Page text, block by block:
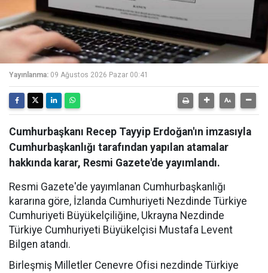
Yayınlanma: 09 Ağustos 2026 Pazar 00:41
Cumhurbaşkanı Recep Tayyip Erdoğan'ın imzasıyla
Cumhurbaşkanlığı tarafından yapılan atamalar
hakkında karar, Resmi Gazete'de yayımlandı.
Resmi Gazete'de yayımlanan Cumhurbaşkanlığı
kararına göre, İzlanda Cumhuriyeti Nezdinde Türkiye
Cumhuriyeti Büyükelçiliğine, Ukrayna Nezdinde
Türkiye Cumhuriyeti Büyükelçisi Mustafa Levent
Bilgen atandı.
Birleşmiş Milletler Cenevre Ofisi nezdinde Türkiye